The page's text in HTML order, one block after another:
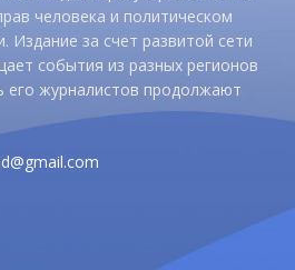
человека и политическом
Издание за счет развитой сети
события из разных регионов
его журналистов продолжают